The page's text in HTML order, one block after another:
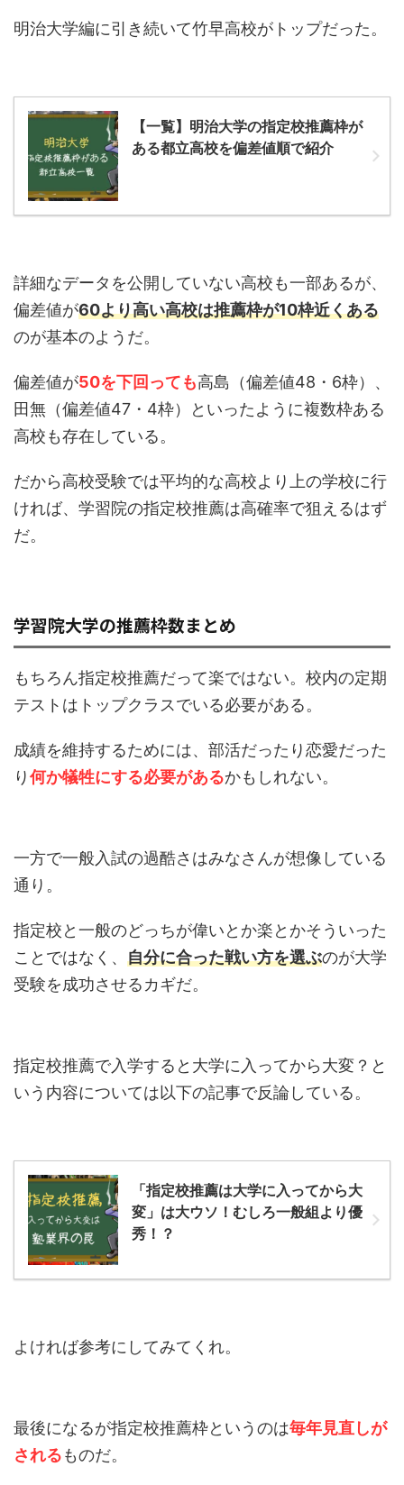
明治大学編に引き続いて竹早高校がトップだった。
【一覧】明治大学の指定校推薦枠が
ある都立高校を偏差値順で紹介
詳細なデータを公開していない高校も一部あるが、
偏差値が60より高い高校は推薦枠が10枠近くある
のが基本のようだ。
偏差値が50を下回っても高島（偏差値48・6枠）、
田無（偏差値47・4枠）といったように複数枠ある
高校も存在している。
だから高校受験では平均的な高校より上の学校に行
ければ、学習院の指定校推薦は高確率で狙えるはず
だ。
学習院大学の推薦枠数まとめ
もちろん指定校推薦だって楽ではない。校内の定期
テストはトップクラスでいる必要がある。
成績を維持するためには、部活だったり恋愛だった
り何か犠牲にする必要があるかもしれない。
一方で一般入試の過酷さはみなさんが想像している
通り。
指定校と一般のどっちが偉いとか楽とかそういった
ことではなく、 自分に合った戦い方を選ぶのが大学
受験を成功させるカギだ。
指定校推薦で入学すると大学に入ってから大変？と
いう内容については以下の記事で反論している。
「指定校推薦は大学に入ってから大
変」は大ウソ！むしろ一般組より優
秀！？
よければ参考にしてみてくれ。
最後になるが指定校推薦枠というのは毎年見直しが
されるものだ。